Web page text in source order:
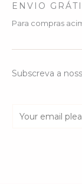
ENVIO
Para compras
Subscreva a